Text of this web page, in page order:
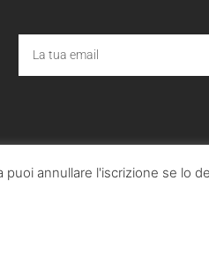
annullare l'iscrizione se lo